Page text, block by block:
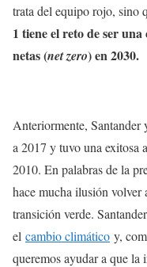
trata del equipo rojo, sino
1 tiene el reto de ser
netas (net zero) en 2030.
Anteriormente, Santander
a 2017 y tuvo una exitosa
2010. En palabras de la
hace mucha ilusión volver
transición verde.
el cambio climático y,
queremos ayudar a que la